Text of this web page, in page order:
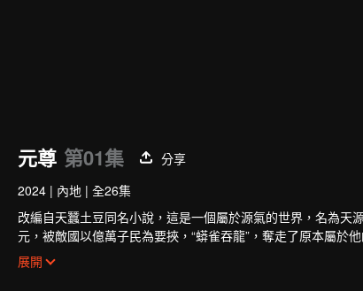
元尊 第01集
分享
2024 | 內地 | 全26集
改編自天蠶土豆同名小說，這是一個屬於源氣的世界，名為
元，被敵國以億萬子民為要挾，“蟒雀吞龍”，奪走了原本屬於
秘少女夭夭，解除自身實力桎梏，勇救家國天下。
少年執筆，龍蛇舞動！劈開亂世，點亮蒼穹！吾有一口玄黃氣
在這源氣世界裡，八脈不顯的少年周元，開始了命運倒懸、逆
展開